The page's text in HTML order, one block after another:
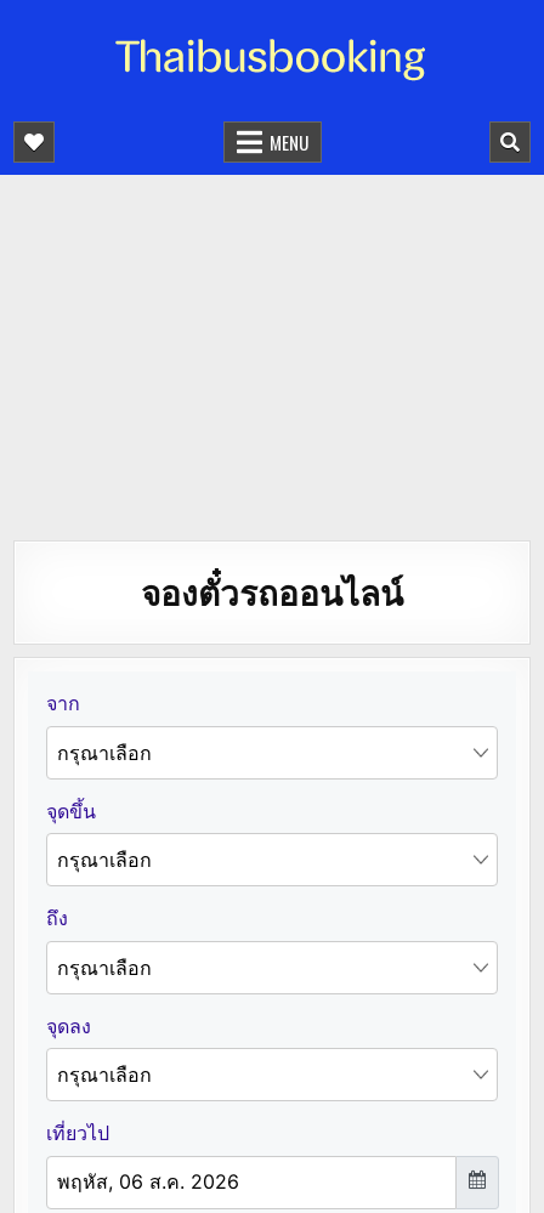
จองตั๋วรถออนไลน์ 24 ชั่วโมง
MENU
จองตั๋วรถออนไลน์